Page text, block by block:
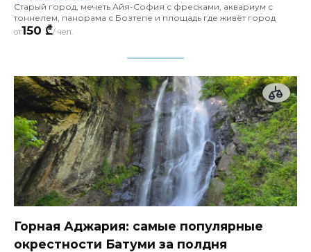
Старый город, мечеть Айя-София с фресками, аквариум с
тоннелем, панорама с Бозтепе и площадь где живёт город
от150 ₾/ чел.
Горная Аджария: самые популярные
окрестности Батуми за полдня